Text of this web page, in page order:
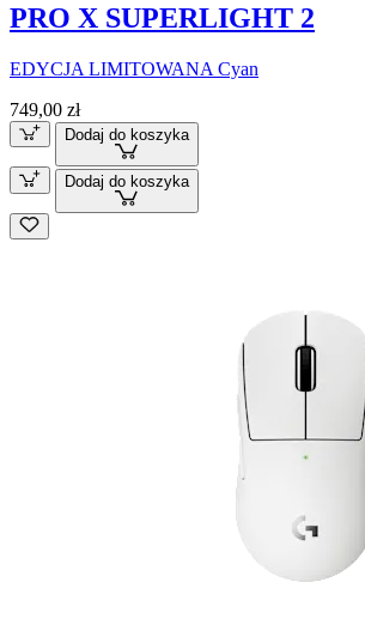
PRO X SUPERLIGHT 2
EDYCJA LIMITOWANA Cyan
749,00 zł
Dodaj do koszyka
Dodaj do koszyka